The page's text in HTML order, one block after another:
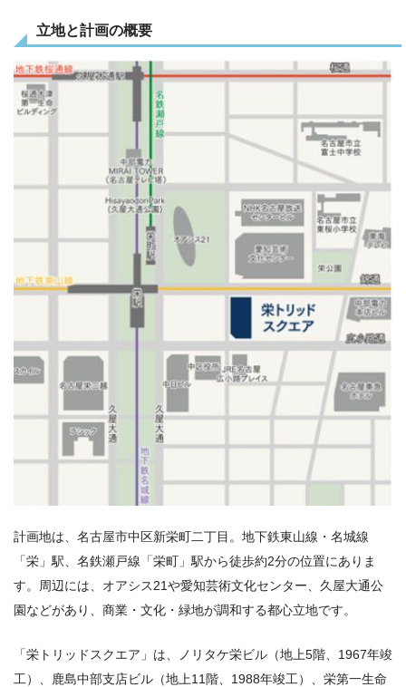
立地と計画の概要
計画地は、名古屋市中区新栄町二丁目。地下鉄東山線・名城線
「栄」駅、名鉄瀬戸線「栄町」駅から徒歩約2分の位置にありま
す。周辺には、オアシス21や愛知芸術文化センター、久屋大通公
園などがあり、商業・文化・緑地が調和する都心立地です。
「栄トリッドスクエア」は、ノリタケ栄ビル（地上5階、1967年竣
工）、鹿島中部支店ビル（地上11階、1988年竣工）、栄第一生命